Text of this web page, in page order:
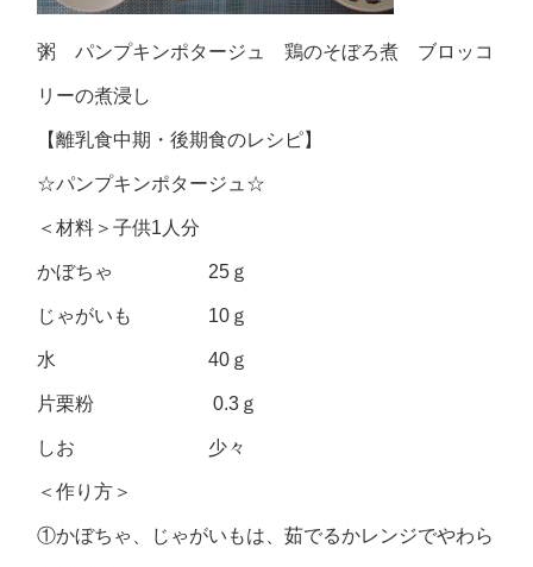
粥 パンプキンポタージュ 鶏のそぼろ煮 ブロッコ
リーの煮浸し
【離乳食中期・後期食のレシピ】
☆パンプキンポタージュ☆
＜材料＞子供1人分
かぼちゃ 25ｇ
じゃがいも 10ｇ
水 40ｇ
片栗粉 0.3ｇ
しお 少々
＜作り方＞
①かぼちゃ、じゃがいもは、茹でるかレンジでやわら